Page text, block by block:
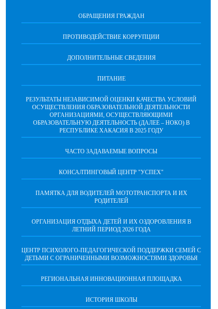
ОБРАЩЕНИЯ ГРАЖДАН
ПРОТИВОДЕЙСТВИЕ КОРРУПЦИИ
ДОПОЛНИТЕЛЬНЫЕ СВЕДЕНИЯ
ПИТАНИЕ
РЕЗУЛЬТАТЫ НЕЗАВИСИМОЙ ОЦЕНКИ КАЧЕСТВА УСЛОВИЙ
ОСУЩЕСТВЛЕНИЯ ОБРАЗОВАТЕЛЬНОЙ ДЕЯТЕЛЬНОСТИ
ОРГАНИЗАЦИЯМИ, ОСУЩЕСТВЛЯЮЩИМИ
ОБРАЗОВАТЕЛЬНУЮ ДЕЯТЕЛЬНОСТЬ (ДАЛЕЕ – НОКО) В
РЕСПУБЛИКЕ ХАКАСИЯ В 2025 ГОДУ
ЧАСТО ЗАДАВАЕМЫЕ ВОПРОСЫ
КОНСАЛТИНГОВЫЙ ЦЕНТР "УСПЕХ"
ПАМЯТКА ДЛЯ ВОДИТЕЛЕЙ МОТОТРАНСПОРТА И ИХ
РОДИТЕЛЕЙ
ОРГАНИЗАЦИЯ ОТДЫХА ДЕТЕЙ И ИХ ОЗДОРОВЛЕНИЯ В
ЛЕТНИЙ ПЕРИОД 2026 ГОДА
ЦЕНТР ПСИХОЛОГО-ПЕДАГОГИЧЕСКОЙ ПОДДЕРЖКИ СЕМЕЙ С
ДЕТЬМИ С ОГРАНИЧЕННЫМИ ВОЗМОЖНОСТЯМИ ЗДОРОВЬЯ
РЕГИОНАЛЬНАЯ ИННОВАЦИОННАЯ ПЛОЩАДКА
ИСТОРИЯ ШКОЛЫ